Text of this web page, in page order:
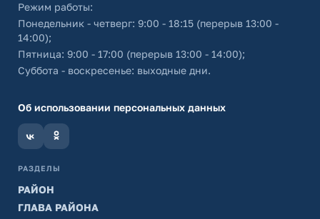
Режим работы:
Понедельник - четверг: 9:00 - 18:15 (перерыв 13:00 -
14:00);
Пятница: 9:00 - 17:00 (перерыв 13:00 - 14:00);
Суббота - воскресенье: выходные дни.
Об использовании персональных данных
РАЗДЕЛЫ
РАЙОН
ГЛАВА РАЙОНА